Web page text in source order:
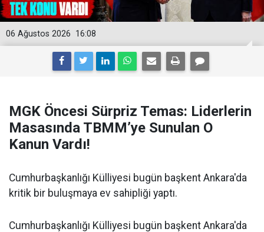
16:08
06 Ağustos 2026
MGK Öncesi Sürpriz Temas: Liderlerin
Masasında TBMM’ye Sunulan O
Kanun Vardı!
Cumhurbaşkanlığı Külliyesi bugün başkent Ankara'da
kritik bir buluşmaya ev sahipliği yaptı.
Cumhurbaşkanlığı Külliyesi bugün başkent Ankara'da